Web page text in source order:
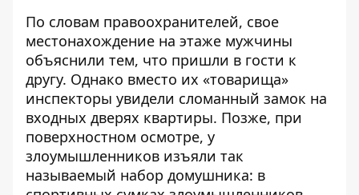
По словам правоохранителей, свое
местонахождение на этаже мужчины
объяснили тем, что пришли в гости к
другу. Однако вместо их «товарища»
инспекторы увидели сломанный замок на
входных дверях квартиры. Позже, при
поверхностном осмотре, у
злоумышленников изъяли так
называемый набор домушника: в